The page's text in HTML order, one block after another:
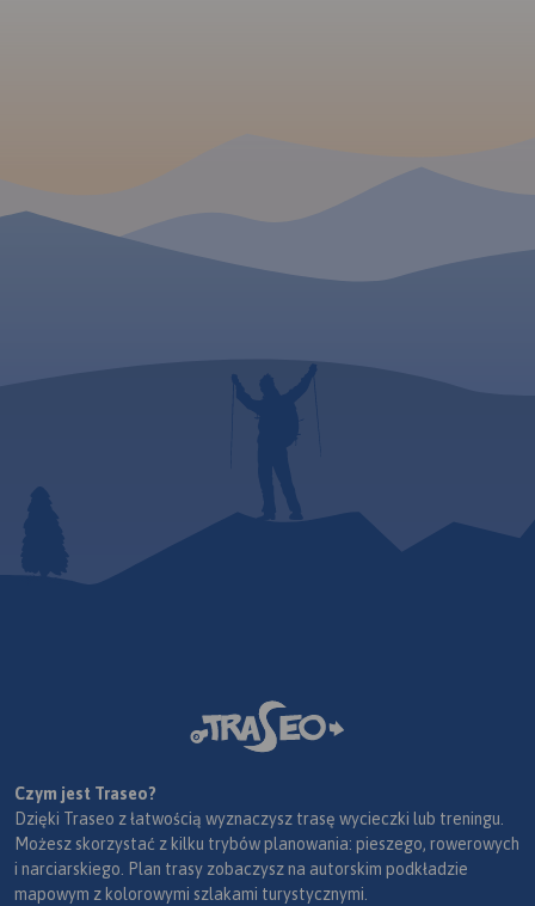
Czym jest Traseo?
Dzięki Traseo z łatwością wyznaczysz trasę wycieczki lub treningu.
Możesz skorzystać z kilku trybów planowania: pieszego, rowerowych
i narciarskiego. Plan trasy zobaczysz na autorskim podkładzie
mapowym z kolorowymi szlakami turystycznymi.